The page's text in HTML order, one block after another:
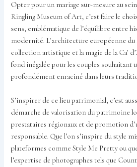
Opter pour un mariage sur-mesure au
Ringling Museum of Art, c’est faire le
sens, emblématique de l’équilibre entre
modernité. L’architecture européenne du
collection artistique et la magie de la Ca’
fond inégalée pour les couples souhaitant
profondément enraciné dans leurs
S’inspirer de ce lieu patrimonial, c’est
démarche de valorisation du patrimoine
prestataires régionaux et de promotion
responsable. Que l’on s’inspire du style
plateformes comme Style Me Pretty ou
l’expertise de photographes tels que